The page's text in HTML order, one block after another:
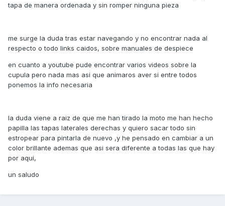
tapa de manera ordenada y sin romper ninguna pieza
me surge la duda tras estar navegando y no encontrar nada al
respecto o todo links caidos, sobre manuales de despiece
en cuanto a youtube pude encontrar varios videos sobre la
cupula pero nada mas asi que animaros aver si entre todos
ponemos la info necesaria
la duda viene a raiz de que me han tirado la moto me han hecho
papilla las tapas laterales derechas y quiero sacar todo sin
estropear para pintarla de nuevo ,y he pensado en cambiar a un
color brillante ademas que asi sera diferente a todas las que hay
por aqui,
un saludo